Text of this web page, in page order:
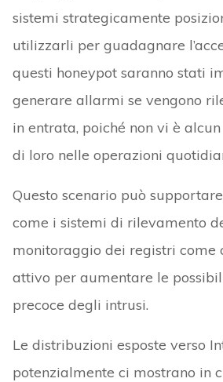
sistemi strategicamente
utilizzarli per guadagnare
questi honeypot saranno stati
generare allarmi se vengono
in entrata, poiché non vi è
di loro nelle operazioni
Questo scenario può
come i sistemi di rilevamento
monitoraggio dei registri come
attivo per aumentare le
precoce degli intrusi.
Le distribuzioni esposte verso
potenzialmente ci mostrano in